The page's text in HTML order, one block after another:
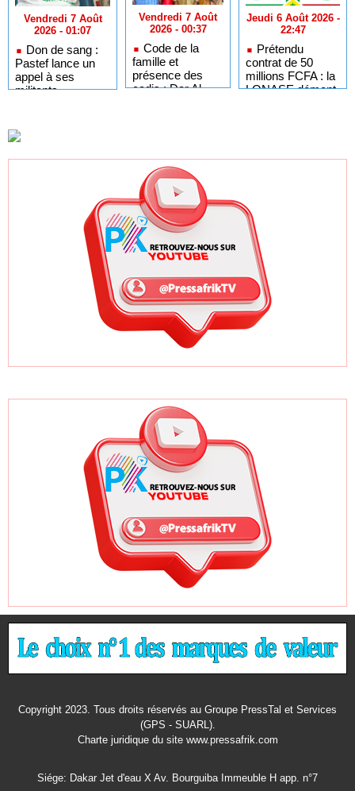
Vendredi 7 Août
2026 - 01:07
Don de sang :
Pastef lance un
appel à ses
militants,
citoyens
Vendredi 7 Août
2026 - 00:37
Code de la
famille et
présence des
cadis : Dar Al
Justice
Jeudi 6 Août 2026 -
22:47
Prétendu
contrat de 50
millions FCFA : la
LONASE dément
Copyright 2023. Tous droits réservés au Groupe PressTal et Services
(GPS - SUARL).
Charte juridiquedu site www.pressafrik.com
Siége: Dakar Jet d'eau X Av. Bourguiba Immeuble H app. n°7